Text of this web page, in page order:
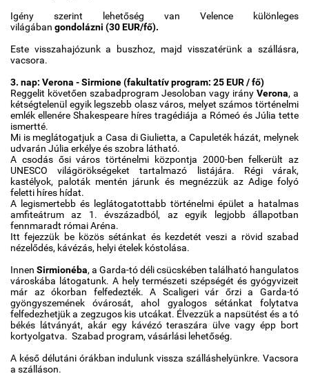
Igény szerint lehetőség van Velence különleges
világában gondolázni (30 EUR/fő).
Este visszahajózunk a buszhoz, majd visszatérünk a szállásra,
vacsora.
3. nap: Verona - Sirmione (fakultatív program: 25 EUR / fő)
Reggelit követően szabadprogram Jesoloban vagy irány Verona, a
kétségtelenül egyik legszebb olasz város, melyet számos történelmi
emlék ellenére Shakespeare híres tragédiája a Rómeó és Júlia tette
ismertté.
Mi is meglátogatjuk a Casa di Giulietta, a Capuleték házát, melynek
udvarán Júlia erkélye és szobra látható.
A csodás ősi város történelmi központja 2000-ben felkerült az
UNESCO világörökségeket tartalmazó listájára. Régi várak,
kastélyok, paloták mentén járunk és megnézzük az Adige folyó
feletti híres hídat.
A legismertebb és leglátogatottabb történelmi épület a hatalmas
amfiteátrum az 1. évszázadból, az egyik legjobb állapotban
fennmaradt római Aréna.
Itt fejezzük be közös sétánkat és kezdetét veszi a rövid szabad
nézelődés, kávézás, helyi ételek kóstolása.
Innen Sirmionéba, a Garda-tó déli csücskében található hangulatos
városkába látogatunk. A hely természeti szépségét és gyógyvizeit
már az ókorban felfedezték. A Scaligeri vár őrzi a Garda-tó
gyöngyszemének óvárosát, ahol gyalogos sétánkat folytatva
felfedezhetjük a zegzugos kis utcákat. Élvezzük a napsütést és a tó
békés látványát, akár egy kávézó teraszára ülve vagy épp bort
kortyolgatva. Szabad program, vásárlási lehetőség.
A késő délutáni órákban indulunk vissza szálláshelyünkre. Vacsora
a szálláson.